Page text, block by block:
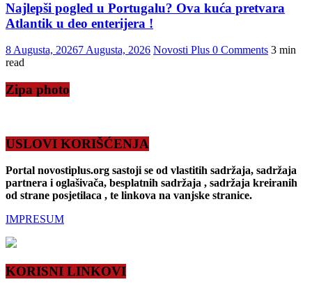
Najlepši pogled u Portugalu? Ova kuća pretvara
Atlantik u deo enterijera !
8 Augusta, 20267 Augusta, 2026 Novosti Plus 0 Comments 3 min
read
Zipa photo
USLOVI KORIŠĆENJA
Portal novostiplus.org sastoji se od vlastitih sadržaja, sadržaja
partnera i oglašivača, besplatnih sadržaja , sadržaja kreiranih
od strane posjetilaca , te linkova na vanjske stranice.
IMPRESUM
KORISNI LINKOVI